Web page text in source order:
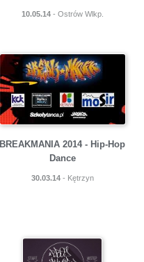
10.05.14- Ostrów Wlkp.
BREAKMANIA 2014 - Hip-Hop
Dance
30.03.14- Kętrzyn